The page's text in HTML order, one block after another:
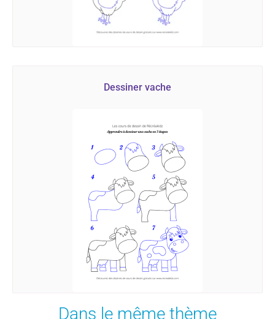
Dessiner vache
Dans le même thème